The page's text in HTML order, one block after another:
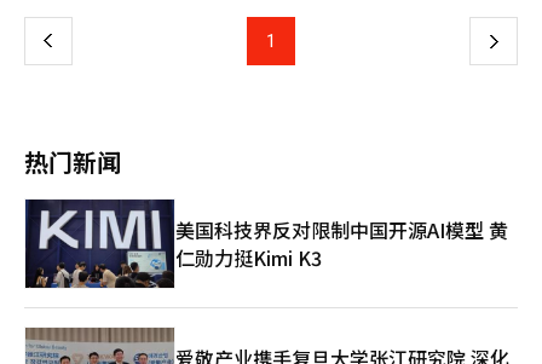
意志汽车股价操纵的部分无罪判决。法院认定金建熙在2010年10
月至11月期间向Black Pearl Invest提供了20亿韩元的证券账户，
的民调并影响提名的政治资金法指控，法院与一审一样判定无罪，
为主要争议点。特检将对政治资金法和资本市场法的部分无罪判决
提出异议，而金建熙方面则可能否认股价操纵和贿赂的有罪认定。
同时，刑期的适当性也将被审视。特检团队还对相关案件的二审判
决提出了上诉。涉及向金建熙和国民力量党议员权性东提供贿赂的
尹英浩前统一教世界总部主任的案件，上月30日已提交上诉状。尹
英浩在二审中被判处1年6个月监禁。此外，所谓“管家门”核心人
物金艺成的案件也将由最高法院裁决。二审对金艺成判决无罪及公
师”全成培在2022年4月至8月间向金女士提供价值6000万韩元的
格拉夫项链、香奈儿包和天寿参浓缩茶。这些金品均来自统一教资
图”。特检的上诉有理由，未采纳被告方的主张。然而，法院在此
案中适用了金建熙特检法的“必要减免”规定，承认尹英浩在调查
过程中提供了全成培相关调查的线索，并承认向权议员提供资金和
向金女士提供包和项链的事实。法院认为这些是“有助于揭示他人
犯罪的重要陈述”，并作为减刑理由。关于证据销毁指控，法院维
持一审的公诉驳回判断，认为“该行为不属于金建熙特检法的调查
对象”，未采纳特检的上诉。关于量刑理由，法院将此次犯罪定义
为统一教为扩大政治影响力而进行的行为，指出“支持总统候选人
并在政权成立后扩大政策影响力的目的”，并认为“破坏了政治资
金法和禁止请托法的立法宗旨，侵犯了政教分离的宪法原则”，强
上 1 下
热门新闻
美国科技界反对限制中国开源AI模型 黄
仁勋力挺Kimi K3
爱敬产业携手复旦大学张江研究院 深化